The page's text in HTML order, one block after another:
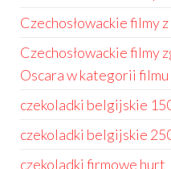
Czechosłowackie filmy
Czechosłowackie filmy
Oscara w kategorii
czekoladki belgijskie
czekoladki belgijskie
czekoladki firmowe hurt